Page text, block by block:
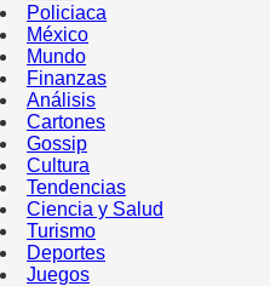
Policiaca
México
Mundo
Finanzas
Análisis
Cartones
Gossip
Cultura
Tendencias
Ciencia y Salud
Turismo
Deportes
Juegos